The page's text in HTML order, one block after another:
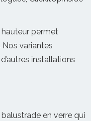
hauteur permet
Nos variantes
installations
en verre qui